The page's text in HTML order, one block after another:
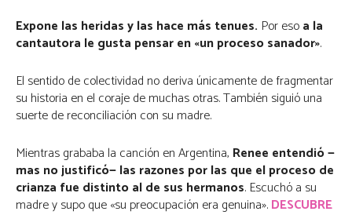
Expone las heridas y las hace más tenues. Por esoa la
cantautora le gusta pensar en «un proceso sanador».
El sentido de colectividad no deriva únicamente de fragmentar
su historia en el coraje de muchas otras. También siguió una
suerte de reconciliación con su madre.
Mientras grababa la canción en Argentina, Renee entendió —
mas no justificó— las razones por las que el proceso de
crianza fue distinto al de sus hermanos. Escuchó a su
madre y supo que «su preocupación era genuina».DESCUBRE